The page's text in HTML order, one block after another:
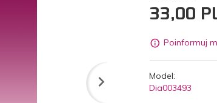
33,00
Poinformuj
Model:
Dia003493